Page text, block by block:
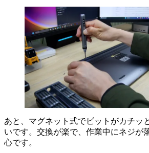
あと、マグネット式でビットがカチッ
いです。交換が楽で、作業中にネジが
心です。